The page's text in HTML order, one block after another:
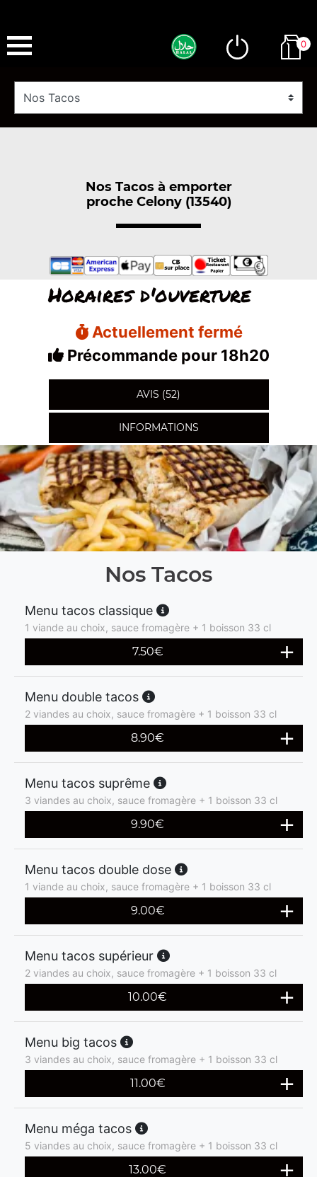
0
Nos Tacos à emporter
proche Celony (13540)
Horaires d'ouverture
Actuellement fermé
Précommande pour 18h20
AVIS (52)
INFORMATIONS
Nos Tacos
Menu tacos classique
1 viande au choix, sauce fromagère + 1 boisson 33 cl
7.50€
Menu double tacos
2 viandes au choix, sauce fromagère + 1 boisson 33 cl
8.90€
Menu tacos suprême
3 viandes au choix, sauce fromagère + 1 boisson 33 cl
9.90€
Menu tacos double dose
1 viande au choix, sauce fromagère + 1 boisson 33 cl
9.00€
Menu tacos supérieur
2 viandes au choix, sauce fromagère + 1 boisson 33 cl
10.00€
Menu big tacos
3 viandes au choix, sauce fromagère + 1 boisson 33 cl
11.00€
Menu méga tacos
5 viandes au choix, sauce fromagère + 1 boisson 33 cl
13.00€